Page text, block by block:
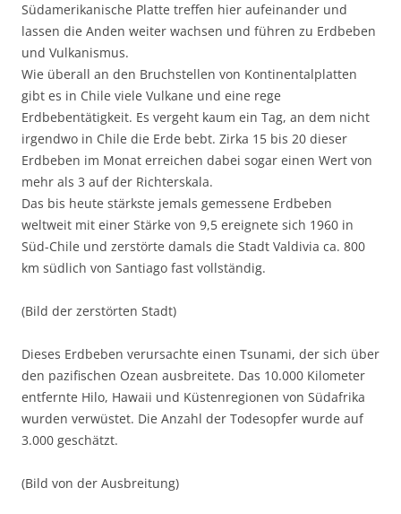
Südamerikanische Platte treffen hier aufeinander und
lassen die Anden weiter wachsen und führen zu Erdbeben
und Vulkanismus.
Wie überall an den Bruchstellen von Kontinentalplatten
gibt es in Chile viele Vulkane und eine rege
Erdbebentätigkeit. Es vergeht kaum ein Tag, an dem nicht
irgendwo in Chile die Erde bebt. Zirka 15 bis 20 dieser
Erdbeben im Monat erreichen dabei sogar einen Wert von
mehr als 3 auf der Richterskala.
Das bis heute stärkste jemals gemessene Erdbeben
weltweit mit einer Stärke von 9,5 ereignete sich 1960 in
Süd-Chile und zerstörte damals die Stadt Valdivia ca. 800
km südlich von Santiago fast vollständig.
(Bild der zerstörten Stadt)
Dieses Erdbeben verursachte einen Tsunami, der sich über
den pazifischen Ozean ausbreitete. Das 10.000 Kilometer
entfernte Hilo, Hawaii und Küstenregionen von Südafrika
wurden verwüstet. Die Anzahl der Todesopfer wurde auf
3.000 geschätzt.
(Bild von der Ausbreitung)